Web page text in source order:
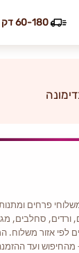
60-180 דק
פרחים
ורדים, סחלבים,
לפי אזור משלוח.
מהחיפוש ועד